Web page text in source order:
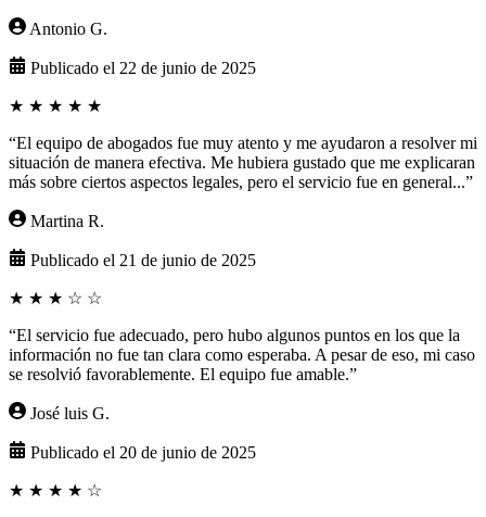
Antonio G.
Publicado el 22 de junio de 2025
★ ★ ★ ★ ★
“El equipo de abogados fue muy atento y me ayudaron a resolver mi
situación de manera efectiva. Me hubiera gustado que me explicaran
más sobre ciertos aspectos legales, pero el servicio fue en general...”
Martina R.
Publicado el 21 de junio de 2025
★ ★ ★ ☆ ☆
“El servicio fue adecuado, pero hubo algunos puntos en los que la
información no fue tan clara como esperaba. A pesar de eso, mi caso
se resolvió favorablemente. El equipo fue amable.”
José luis G.
Publicado el 20 de junio de 2025
★ ★ ★ ★ ☆